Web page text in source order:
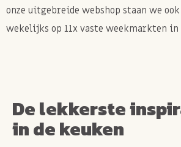
onze uitgebreide webshop staan we ook
wekelijks op 11x vaste weekmarkten in
De lekkerste
in de keuken